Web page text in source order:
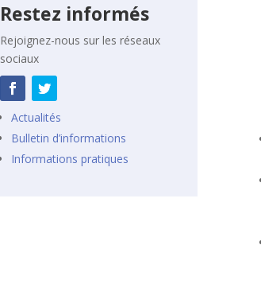
Restez informés
Rejoignez-nous sur les réseaux
sociaux
Actualités
Bulletin d’informations
Informations pratiques